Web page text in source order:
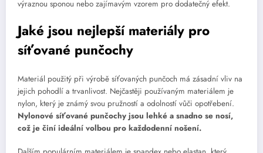
výraznou sponou nebo zajímavým vzorem pro dodatečný efekt.
Jaké jsou nejlepší materiály pro
síťované punčochy
Materiál použitý při výrobě síťovaných punčoch má zásadní vliv na
jejich pohodlí a trvanlivost. Nejčastěji používaným materiálem je
nylon, který je známý svou pružností a odolností vůči opotřebení.
Nylonové síťované punčochy jsou lehké a snadno se nosí,
což je činí ideální volbou pro každodenní nošení.